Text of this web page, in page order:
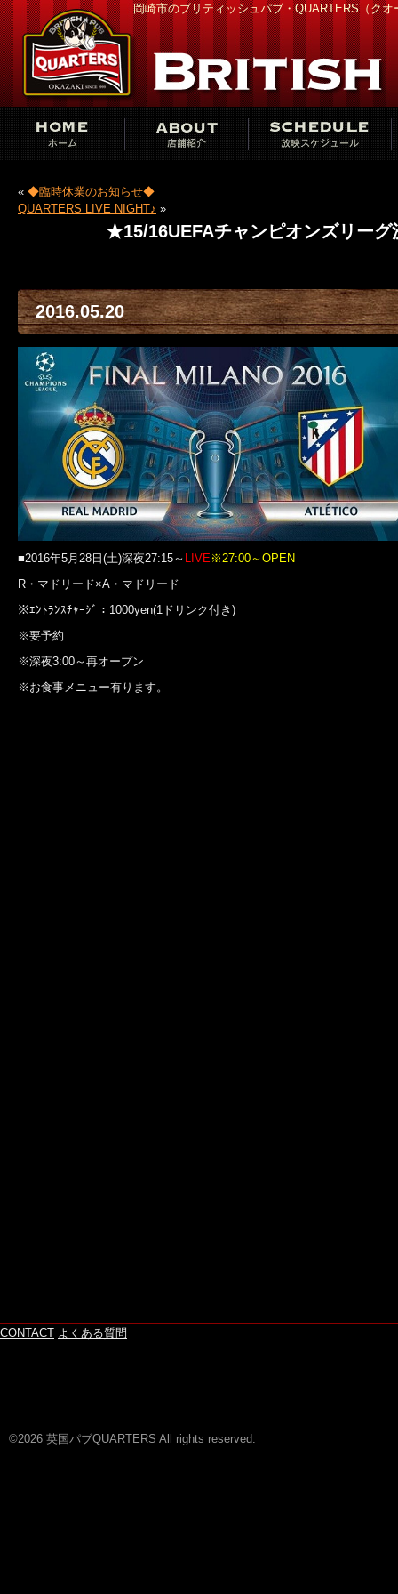
岡崎市のブリティッシュパブ・QUARTERS（クオ
« ◆臨時休業のお知らせ◆
QUARTERS LIVE NIGHT♪ »
★15/16UEFAチャンピオンズリーグ
2016.05.20
■2016年5月28日(土)深夜27:15～ LIVE ※27:00～OPEN
R・マドリード×A・マドリード
※ｴﾝﾄﾗﾝｽﾁｬｰｼﾞ：1000yen(1ドリンク付き)
※要予約
※深夜3:00～再オープン
※お食事メニュー有ります。
CONTACT よくある質問
©2026 英国パブQUARTERS All rights reserved.